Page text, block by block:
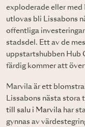
exploderade eller
utlovas bli Lissabons
offentliga
stadsdel. Ett av de
uppstartshubben Hub
färdig kommer att
Marvila är ett
Lissabons nästa stora
till salu i Marvila har
gynnas av